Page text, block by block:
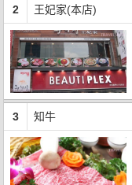
2 王妃家(本店)
3 知牛